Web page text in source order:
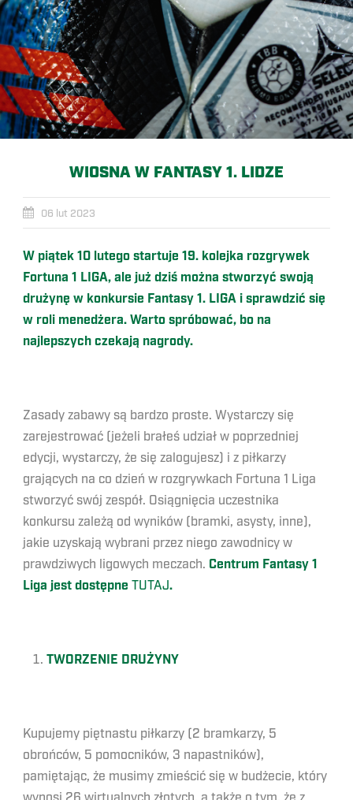
WIOSNA W FANTASY 1. LIDZE
06 lut 2023
W piątek 10 lutego startuje 19. kolejka rozgrywek
Fortuna 1 LIGA, ale już dziś można stworzyć swoją
drużynę w konkursie Fantasy 1. LIGA i sprawdzić się
w roli menedżera. Warto spróbować, bo na
najlepszych czekają nagrody.
Zasady zabawy są bardzo proste. Wystarczy się
zarejestrować (jeżeli brałeś udział w poprzedniej
edycji, wystarczy, że się zalogujesz) i z piłkarzy
grających na co dzień w rozgrywkach Fortuna 1 Liga
stworzyć swój zespół. Osiągnięcia uczestnika
konkursu zależą od wyników (bramki, asysty, inne),
jakie uzyskają wybrani przez niego zawodnicy w
prawdziwych ligowych meczach. Centrum Fantasy 1
Liga jest dostępne TUTAJ.
TWORZENIE DRUŻYNY
Kupujemy piętnastu piłkarzy (2 bramkarzy, 5
obrońców, 5 pomocników, 3 napastników),
pamiętając, że musimy zmieścić się w budżecie, który